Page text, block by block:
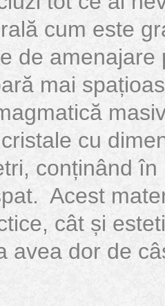
cum este
de amenajare
mai
cu
conținând în
Acest
cât și
avea dor de